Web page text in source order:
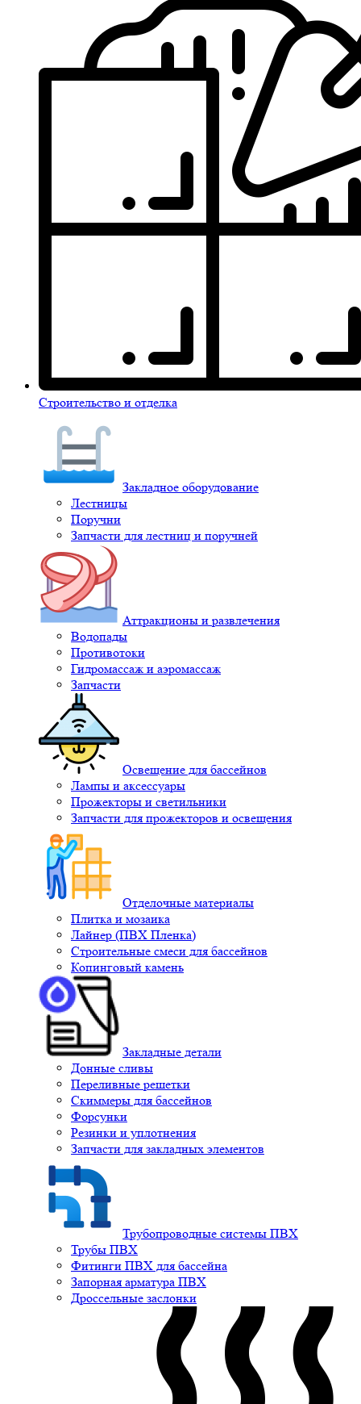
Строительство и отделка
Закладное оборудование
Лестницы
Поручни
Запчасти для лестниц и поручней
Аттракционы и развлечения
Водопады
Противотоки
Гидромассаж и аэромассаж
Запчасти
Освещение для бассейнов
Лампы и аксессуары
Прожекторы и светильники
Запчасти для прожекторов и освещения
Отделочные материалы
Плитка и мозаика
Лайнер (ПВХ Пленка)
Строительные смеси для бассейнов
Копинговый камень
Закладные детали
Донные сливы
Переливные решетки
Скиммеры для бассейнов
Форсунки
Резинки и уплотнения
Запчасти для закладных элементов
Трубопроводные системы ПВХ
Трубы ПВХ
Фитинги ПВХ для бассейна
Запорная арматура ПВХ
Дроссельные заслонки